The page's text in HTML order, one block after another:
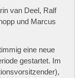
van Deel, Ralf
und Marcus
eine neue
gestartet. Im